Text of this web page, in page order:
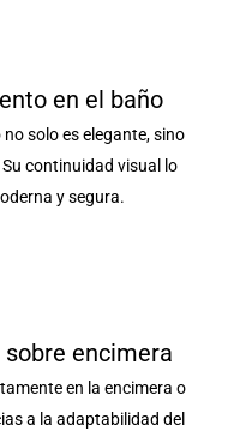
en el baño
solo es elegante, sino
continuidad visual lo
y segura.
encimera
en la encimera o
a la adaptabilidad del